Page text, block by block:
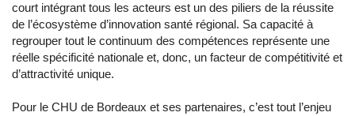
court intégrant tous les acteurs est un des piliers de la réussite
de l’écosystème d’innovation santé régional. Sa capacité à
regrouper tout le continuum des compétences représente une
réelle spécificité nationale et, donc, un facteur de compétitivité et
d’attractivité unique.
Pour le CHU de Bordeaux et ses partenaires, c’est tout l’enjeu